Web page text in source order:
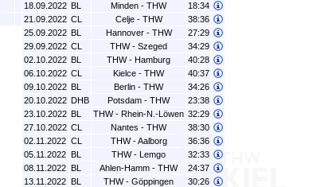
18.09.2022 BL Minden - THW
18:34
21.09.2022 CL Celje - THW
38:36
25.09.2022 BL Hannover - THW
27:29
29.09.2022 CL THW - Szeged
34:29
02.10.2022 BL THW - Hamburg
40:28
06.10.2022 CL Kielce - THW
40:37
09.10.2022 BL Berlin - THW
34:26
20.10.2022 DHB Potsdam - THW
23:38
23.10.2022 BL THW - Rhein-N.-Löwen 32:29
27.10.2022 CL Nantes - THW
38:30
02.11.2022 CL THW - Aalborg
36:36
05.11.2022 BL THW - Lemgo
32:33
08.11.2022 BL Ahlen-Hamm - THW
24:37
13.11.2022 BL THW - Göppingen
30:26